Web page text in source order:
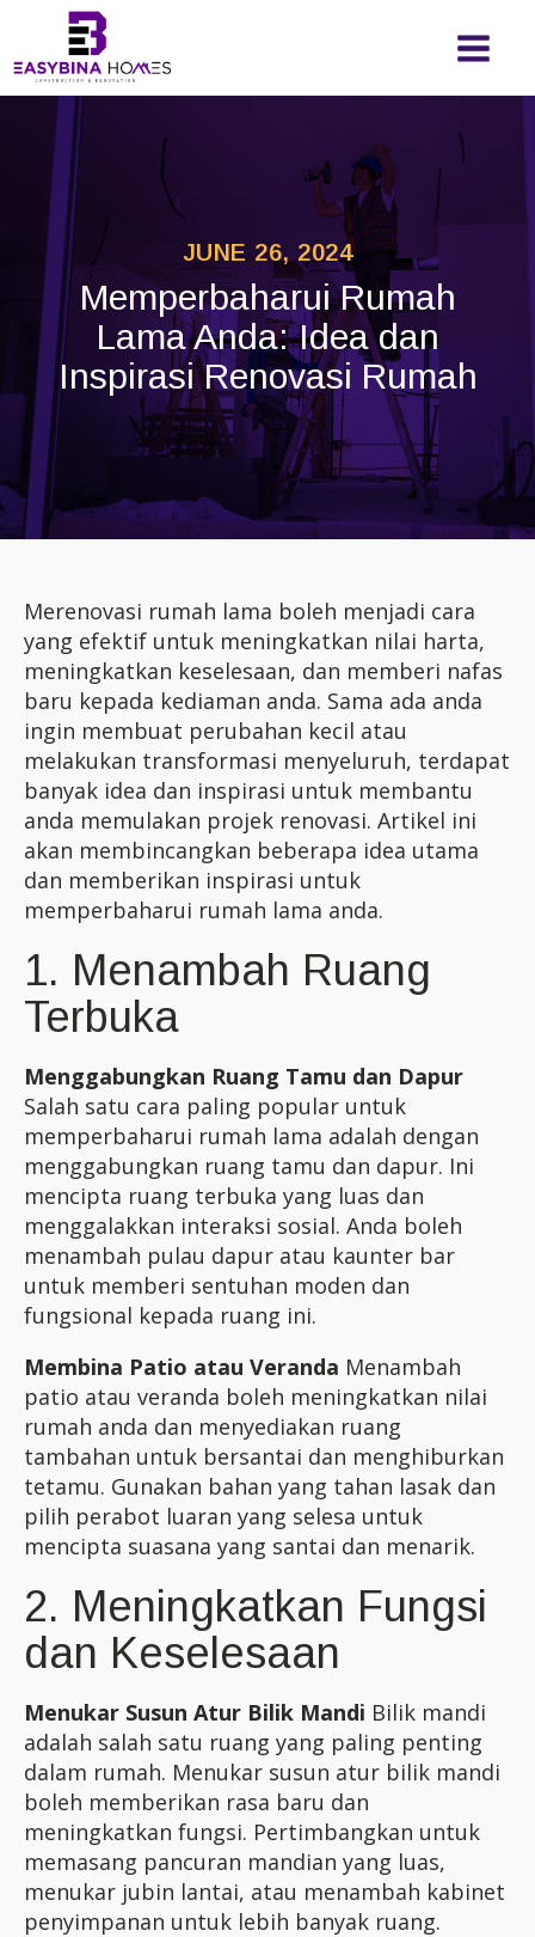
JUNE 26, 2024
Memperbaharui Rumah
Lama Anda: Idea dan
Inspirasi Renovasi Rumah
Merenovasi rumah lama boleh menjadi cara
yang efektif untuk meningkatkan nilai harta,
meningkatkan keselesaan, dan memberi nafas
baru kepada kediaman anda. Sama ada anda
ingin membuat perubahan kecil atau
melakukan transformasi menyeluruh, terdapat
banyak idea dan inspirasi untuk membantu
anda memulakan projek renovasi. Artikel ini
akan membincangkan beberapa idea utama
dan memberikan inspirasi untuk
memperbaharui rumah lama anda.
1. Menambah Ruang
Terbuka
Menggabungkan Ruang Tamu dan Dapur
Salah satu cara paling popular untuk
memperbaharui rumah lama adalah dengan
menggabungkan ruang tamu dan dapur. Ini
mencipta ruang terbuka yang luas dan
menggalakkan interaksi sosial. Anda boleh
menambah pulau dapur atau kaunter bar
untuk memberi sentuhan moden dan
fungsional kepada ruang ini.
Membina Patio atau Veranda Menambah
patio atau veranda boleh meningkatkan nilai
rumah anda dan menyediakan ruang
tambahan untuk bersantai dan menghiburkan
tetamu. Gunakan bahan yang tahan lasak dan
pilih perabot luaran yang selesa untuk
mencipta suasana yang santai dan menarik.
2. Meningkatkan Fungsi
dan Keselesaan
Menukar Susun Atur Bilik Mandi Bilik mandi
adalah salah satu ruang yang paling penting
dalam rumah. Menukar susun atur bilik mandi
boleh memberikan rasa baru dan
meningkatkan fungsi. Pertimbangkan untuk
memasang pancuran mandian yang luas,
menukar jubin lantai, atau menambah kabinet
penyimpanan untuk lebih banyak ruang.